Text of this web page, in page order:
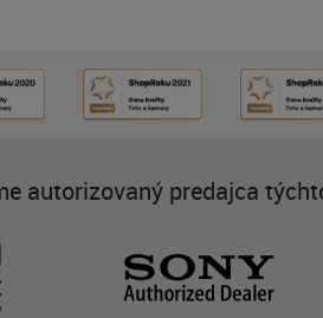
autorizovaný predajca